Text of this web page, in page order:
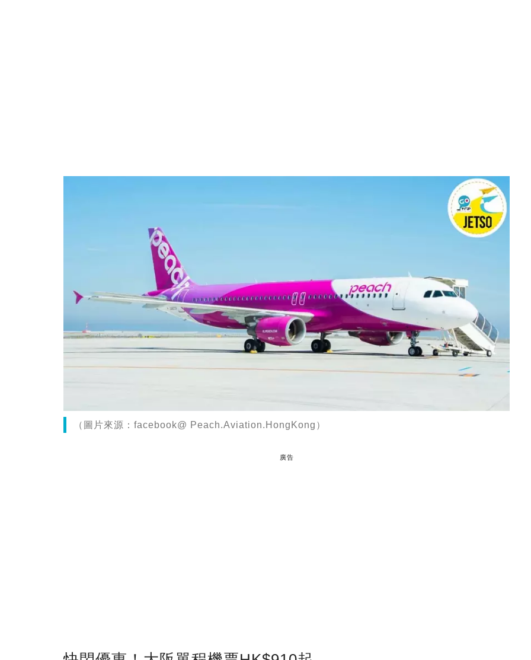
（圖片來源：facebook@ Peach.Aviation.HongKong）
廣告